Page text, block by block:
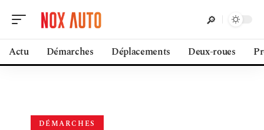
Actu Démarches Déplacements Deux-roues
DÉMARCHES